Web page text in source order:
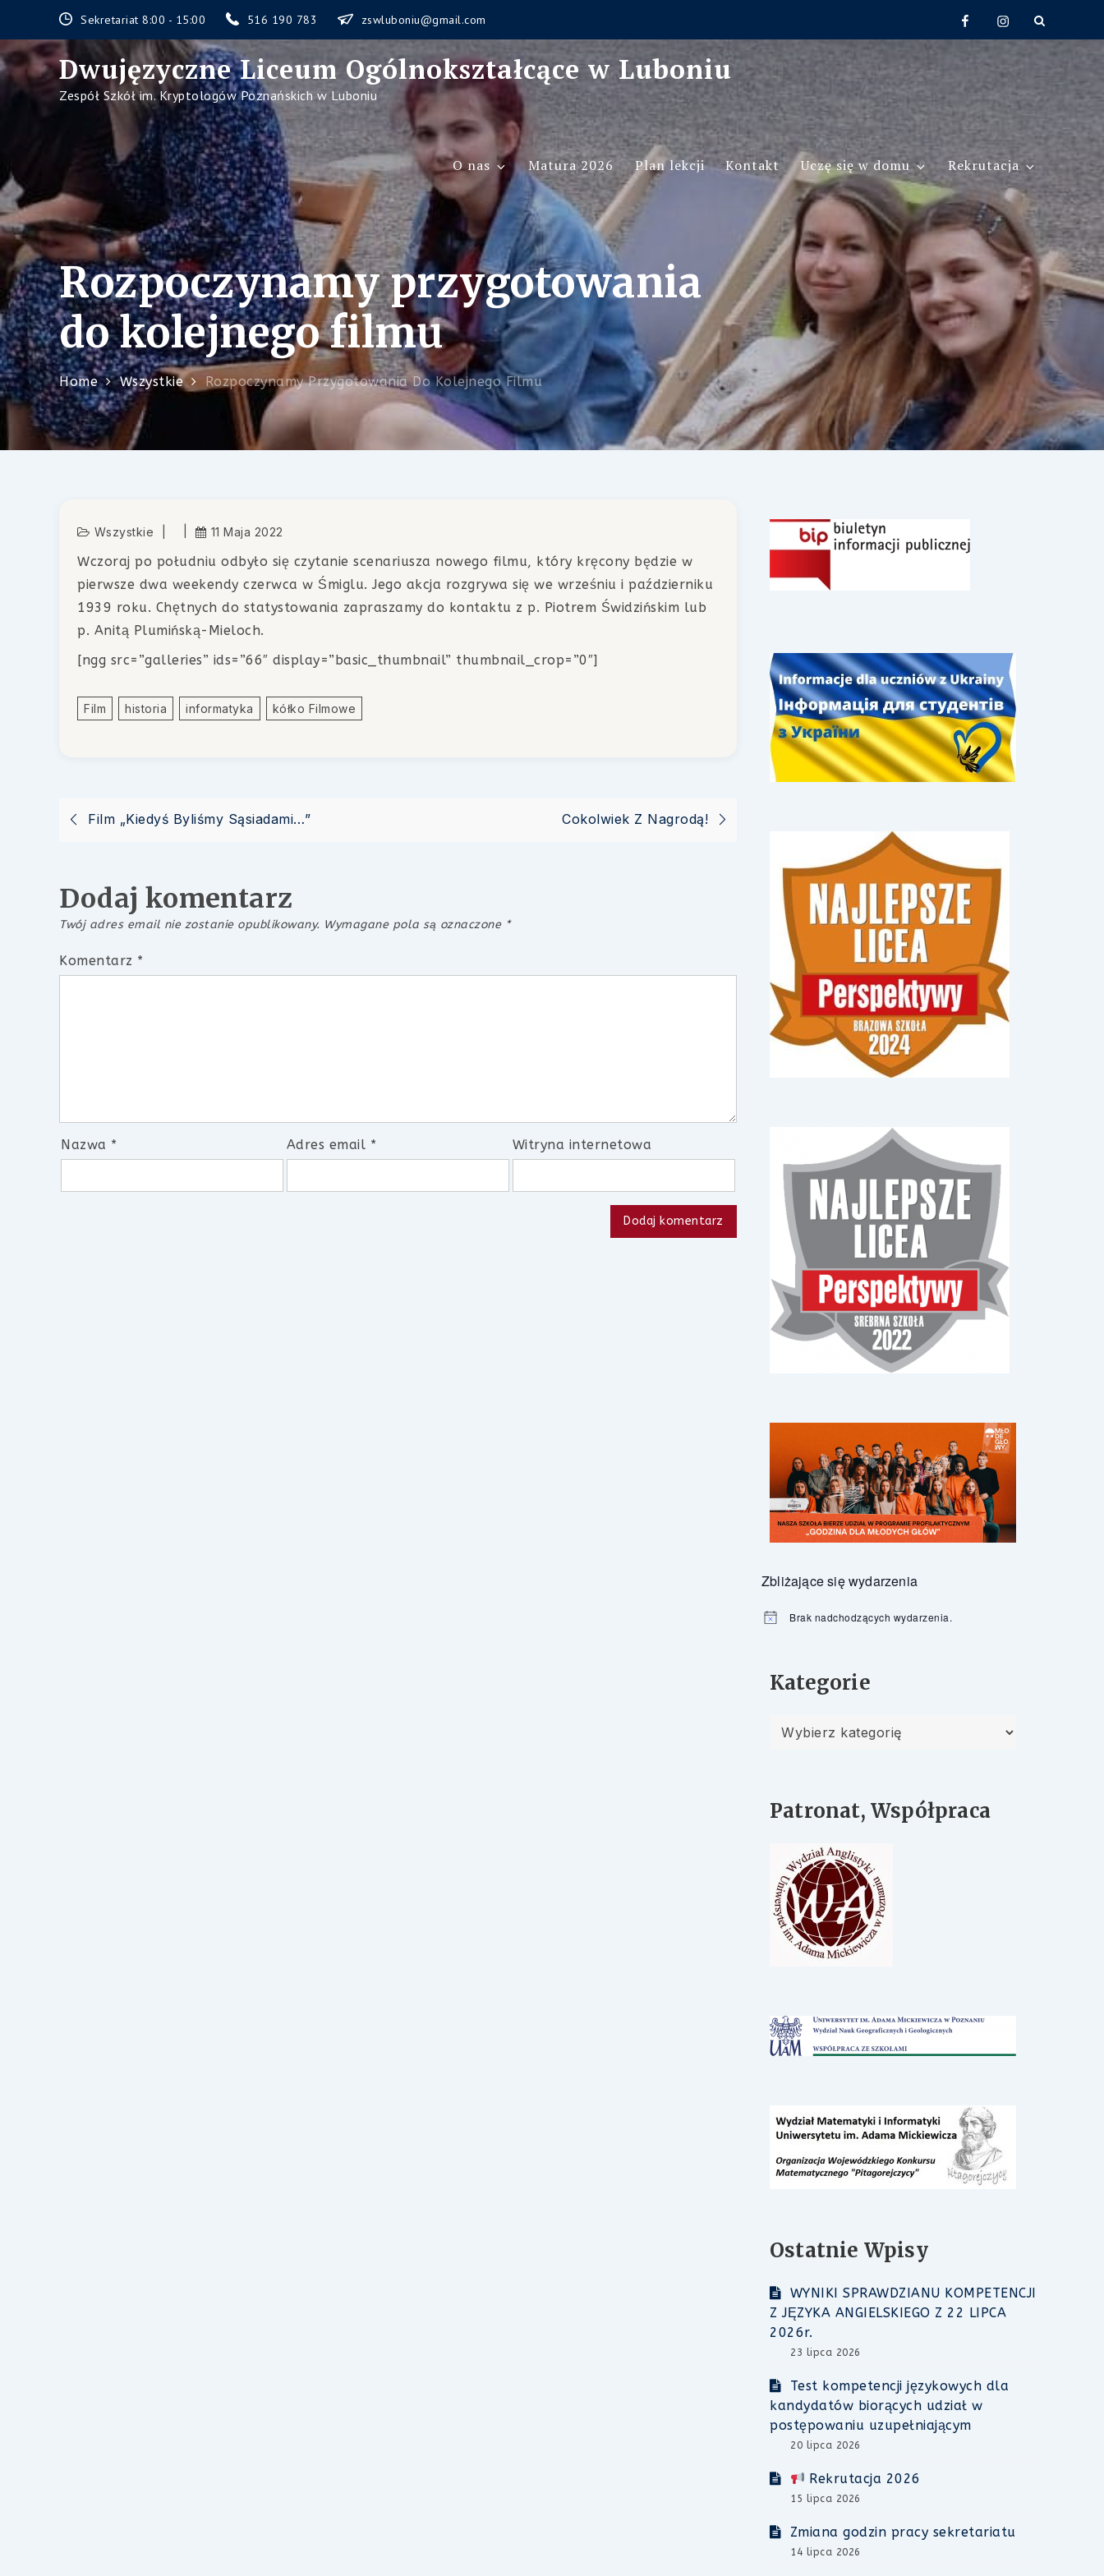
content
Sekretariat 8:00 - 15:00 516 190 783 zswluboniu@gmail.com FacebookInstagram
Dwujęzyczne Liceum Ogólnokształcące w Luboniu
Zespół Szkół im. Kryptologów Poznańskich w Luboniu
O nas Matura 2026 Plan lekcji Kontakt Uczę się w domu Rekrutacja
Rozpoczynamy przygotowania
do kolejnego filmu
Home Wszystkie Rozpoczynamy Przygotowania Do Kolejnego Filmu
Wszystkie 11 Maja 2022
Wczoraj po południu odbyło się czytanie scenariusza nowego filmu, który kręcony będzie w
pierwsze dwa weekendy czerwca w Śmiglu. Jego akcja rozgrywa się we wrześniu i październiku
1939 roku. Chętnych do statystowania zapraszamy do kontaktu z p. Piotrem Świdzińskim lub
p. Anitą Plumińską-Mieloch.
[ngg src=”galleries” ids=”66″ display=”basic_thumbnail” thumbnail_crop=”0″]
Film Historia Informatyka Kółko Filmowe
Nawigacja
Film „Kiedyś Byliśmy Sąsiadami…” Cokolwiek Z Nagrodą!
Dodaj komentarz
Twój adres email nie zostanie opublikowany. Wymagane pola są oznaczone *
Komentarz *
Nazwa * Adres email * Witryna internetowa
Zbliżające się wydarzenia
Powiadomienie
Brak nadchodzących wydarzenia.
Kategorie
Kategorie
Patronat, Współpraca
Ostatnie Wpisy
WYNIKI SPRAWDZIANU KOMPETENCJI
Z JĘZYKA ANGIELSKIEGO Z 22 LIPCA
2026r.
23 lipca 2026
Test kompetencji językowych dla
kandydatów biorących udział w
postępowaniu uzupełniającym
20 lipca 2026
Rekrutacja 2026
15 lipca 2026
Zmiana godzin pracy sekretariatu
14 lipca 2026